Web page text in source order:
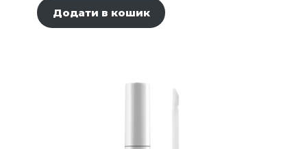
Додати в кошик